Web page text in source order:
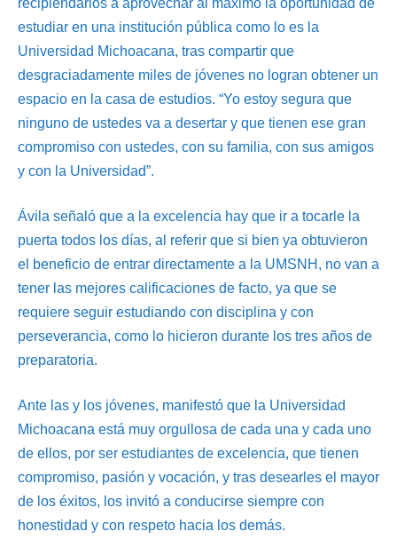
estudiar en una institución pública como lo es la
Universidad Michoacana, tras compartir que
desgraciadamente miles de jóvenes no logran obtener un
espacio en la casa de estudios. “Yo estoy segura que
ninguno de ustedes va a desertar y que tienen ese gran
compromiso con ustedes, con su familia, con sus amigos
y con la Universidad”.
Ávila señaló que a la excelencia hay que ir a tocarle la
puerta todos los días, al referir que si bien ya obtuvieron
el beneficio de entrar directamente a la UMSNH, no van a
tener las mejores calificaciones de facto, ya que se
requiere seguir estudiando con disciplina y con
perseverancia, como lo hicieron durante los tres años de
preparatoria.
Ante las y los jóvenes, manifestó que la Universidad
Michoacana está muy orgullosa de cada una y cada uno
de ellos, por ser estudiantes de excelencia, que tienen
compromiso, pasión y vocación, y tras desearles el mayor
de los éxitos, los invitó a conducirse siempre con
honestidad y con respeto hacia los demás.